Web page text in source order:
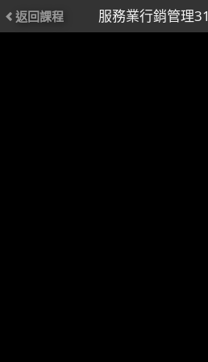
返回課程 服務業行銷管理31